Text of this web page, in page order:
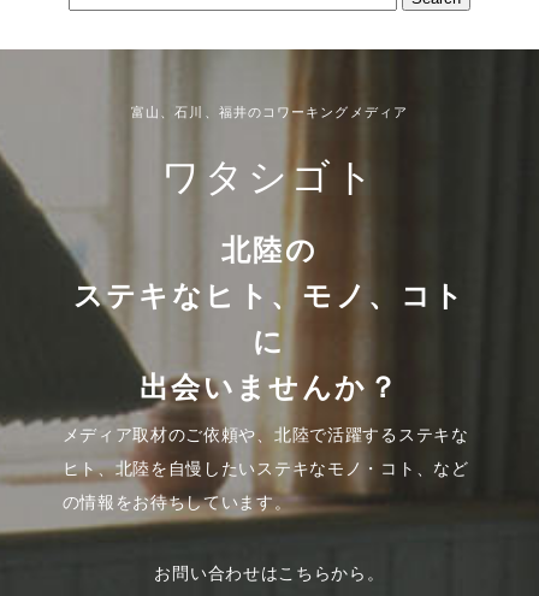
富山、石川、福井のコワーキングメディア
ワタシゴト
北陸の
ステキなヒト、モノ、コト
に
出会いませんか？
メディア取材のご依頼や、北陸で活躍するステキな
ヒト、北陸を自慢したいステキなモノ・コト、など
の情報をお待ちしています。
お問い合わせはこちらから。